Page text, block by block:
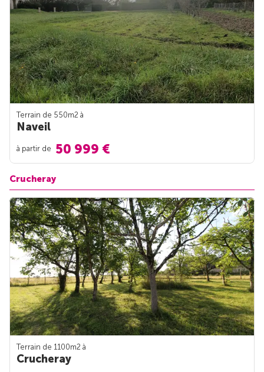
Terrain de 550m2 à
Naveil
à partir de 50 999 €
Crucheray
Terrain de 1100m2 à
Crucheray